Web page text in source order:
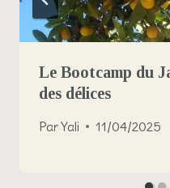
Le Bootcamp du
des délices
ParYali 11/04/2025